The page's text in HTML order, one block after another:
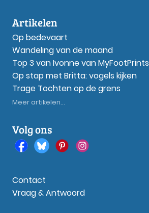
Artikelen
Op bedevaart
Wandeling van de maand
Top 3 van Ivonne van MyFootPrints
Op stap met Britta: vogels kijken
Trage Tochten op de grens
Meer artikelen...
Volg ons
Contact
Vraag & Antwoord